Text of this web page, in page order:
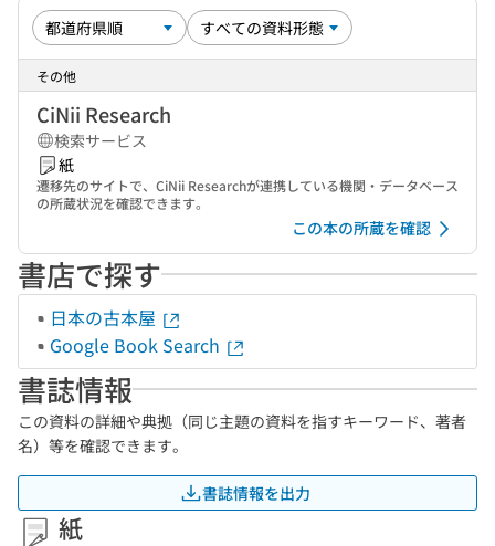
その他
CiNii Research
検索サービス
紙
遷移先のサイトで、CiNii Researchが連携している機関・データベース
の所蔵状況を確認できます。
この本の所蔵を確認
書店で探す
日本の古本屋
Google Book Search
書誌情報
この資料の詳細や典拠（同じ主題の資料を指すキーワード、著者
名）等を確認できます。
書誌情報を出力
紙